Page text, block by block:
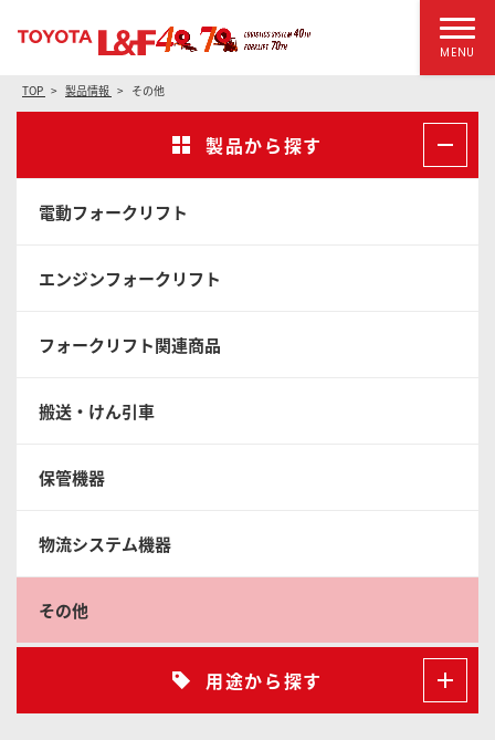
MENU
TOP 製品情報 その他
製品から探す
電動フォークリフト
エンジンフォークリフト
フォークリフト関連商品
搬送・けん引車
保管機器
物流システム機器
その他
用途から探す